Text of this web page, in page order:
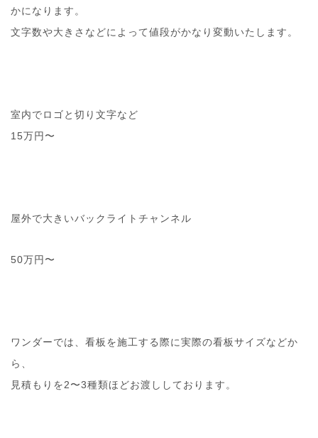
かになります。
文字数や大きさなどによって値段がかなり変動いたします。
室内でロゴと切り文字など
15万円〜
屋外で大きいバックライトチャンネル
50万円〜
ワンダーでは、看板を施工する際に実際の看板サイズなどか
ら、
見積もりを2〜3種類ほどお渡ししております。